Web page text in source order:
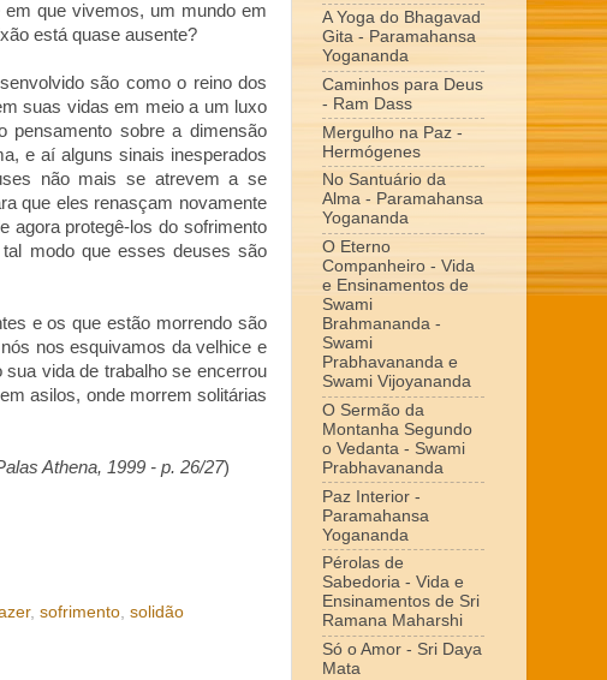
que vivemos, um mundo em
está quase ausente?
são como o reino dos
suas vidas em meio a um luxo
pensamento sobre a dimensão
e aí alguns sinais inesperados
não mais se atrevem a se
que eles renasçam novamente
agora protegê-los do sofrimento
modo que esses deuses são
e os que estão morrendo são
nos esquivamos da velhice e
vida de trabalho se encerrou
asilos, onde morrem solitárias
Athena, 1999 - p. 26/27)
, sofrimento solidão
A Yoga do Bhagavad
Gita - Paramahansa
Yogananda
Caminhos para Deus
- Ram Dass
Mergulho na Paz -
Hermógenes
No Santuário da
Alma - Paramahansa
Yogananda
O Eterno
Companheiro - Vida
e Ensinamentos de
Swami
Brahmananda -
Swami
Prabhavananda e
Swami Vijoyananda
O Sermão da
Montanha Segundo
o Vedanta - Swami
Prabhavananda
Paz Interior -
Paramahansa
Yogananda
Pérolas de
Sabedoria - Vida e
Ensinamentos de Sri
Ramana Maharshi
Só o Amor - Sri Daya
Mata